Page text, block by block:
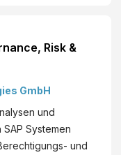
Risk &
GmbH
und
Systemen
und